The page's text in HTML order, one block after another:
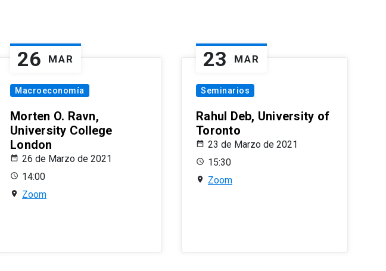
26 MAR
Macroeconomía
Morten O. Ravn,
University College
London
26 de Marzo de 2021
14:00
Zoom
23 MAR
Seminarios
Rahul Deb, University of
Toronto
23 de Marzo de 2021
15:30
Zoom